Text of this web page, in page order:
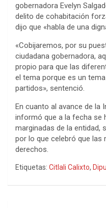
gobernadora Evelyn
delito de cohabitación
dijo que «habla de una
«Cobijaremos, por su
ciudadana gobernadora,
propio para que las
el tema porque es un
partidos», sentenció.
En cuanto al avance de la
informó que a la fecha se
marginadas de la entidad,
por lo que celebró que las
derechos.
Etiquetas: Citlali Calixto,